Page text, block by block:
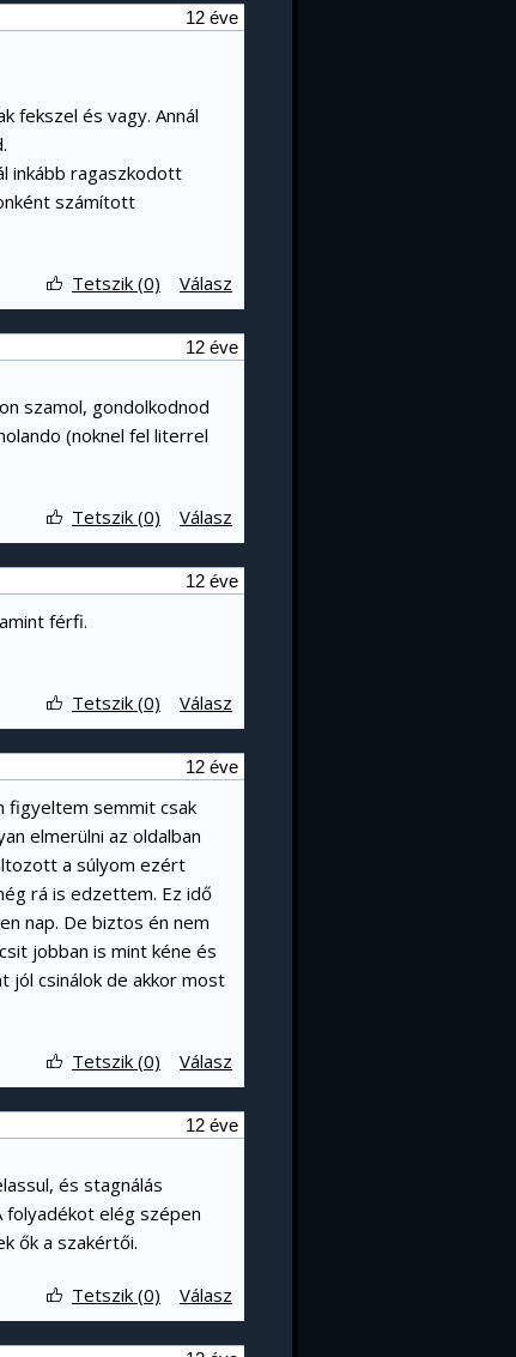
12 éve
fekszel és vagy. Annál
inkább ragaszkodott
számított
Válasz
Tetszik (0)
12 éve
szamol, gondolkodnod
(noknel fel literrel
Válasz
Tetszik (0)
12 éve
férfi.
Válasz
Tetszik (0)
12 éve
figyeltem semmit csak
elmerülni az oldalban
a súlyom ezért
rá is edzettem. Ez idő
nap. De biztos én nem
jobban is mint kéne és
jól csinálok de akkor most
Válasz
Tetszik (0)
12 éve
és stagnálás
folyadékot elég szépen
ők a szakértői.
Válasz
Tetszik (0)